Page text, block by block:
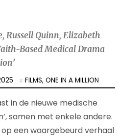
Russell Quinn, Elizabeth
Based Medical Drama
2025 FILMS,ONE IN A MILLION
in de nieuwe medische
samen met enkele andere.
een waargebeurd verhaal